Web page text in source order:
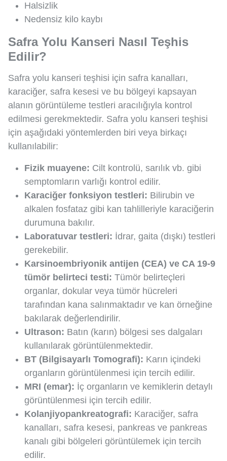
Halsizlik
Nedensiz kilo kaybı
Safra Yolu Kanseri Nasıl Teşhis
Edilir?
Safra yolu kanseri teşhisi için safra kanalları,
karaciğer, safra kesesi ve bu bölgeyi kapsayan
alanın görüntüleme testleri aracılığıyla kontrol
edilmesi gerekmektedir. Safra yolu kanseri teşhisi
için aşağıdaki yöntemlerden biri veya birkaçı
kullanılabilir:
Fizik muayene: Cilt kontrolü, sarılık vb. gibi
semptomların varlığı kontrol edilir.
Karaciğer fonksiyon testleri: Bilirubin ve
alkalen fosfataz gibi kan tahlilleriyle karaciğerin
durumuna bakılır.
Laboratuvar testleri: İdrar, gaita (dışkı) testleri
gerekebilir.
Karsinoembriyonik antijen (CEA) ve CA 19-9
tümör belirteci testi: Tümör belirteçleri
organlar, dokular veya tümör hücreleri
tarafından kana salınmaktadır ve kan örneğine
bakılarak değerlendirilir.
Ultrason: Batın (karın) bölgesi ses dalgaları
kullanılarak görüntülenmektedir.
BT (Bilgisayarlı Tomografi): Karın içindeki
organların görüntülenmesi için tercih edilir.
MRI (emar): İç organların ve kemiklerin detaylı
görüntülenmesi için tercih edilir.
Kolanjiyopankreatografi: Karaciğer, safra
kanalları, safra kesesi, pankreas ve pankreas
kanalı gibi bölgeleri görüntülemek için tercih
edilir.